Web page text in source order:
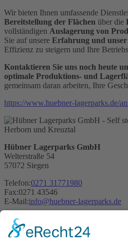
Wir bieten Ihnen umfassende
Bereitstellung der Flächen über die
vollständigen Auslagerung von
Sie auf unsere Erfahrung und
Effizienz zu steigern und Ihre
Kontaktieren Sie uns noch heute
optimale Produktions- und
gemeinsam daran arbeiten, Ihre
https://www.huebner-lagerparks.de/
Hübner Lagerparks GmbH
Welterstraße 54
57072 Siegen
Telefon:0271 31771980
Fax:0271 43546
E-Mail:info@huebner-lagerparks.de
Öffnungszeiten: 09:00 Uhr bis 14.00
Leistungen